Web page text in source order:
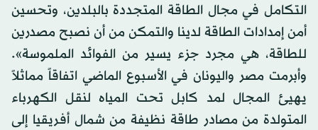
التكامل في مجال الطاقة المتجددة بالبلدين، وتحسين
أمن إمدادات الطاقة لدينا والتمكن من أن نصبح مصدرين
للطاقة، هي مجرد جزء يسير من الفوائد الملموسة».
وأبرمت مصر واليونان في الأسبوع الماضي اتفاقاً مماثلاً
يهيئ المجال لمد كابل تحت المياه لنقل الكهرباء
المتولدة من مصادر طاقة نظيفة من شمال أفريقيا إلى